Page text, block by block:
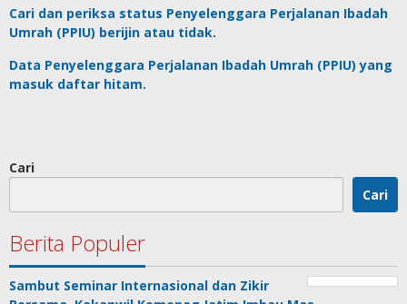
Cari dan periksa status Penyelenggara Perjalanan Ibadah
Umrah (PPIU) berijin atau tidak.
Data Penyelenggara Perjalanan Ibadah Umrah (PPIU) yang
masuk daftar hitam.
Cari
Cari
Berita Populer
Sambut Seminar Internasional dan Zikir